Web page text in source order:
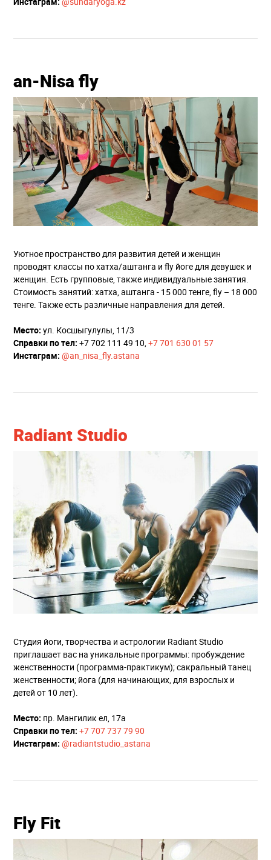
an-Nisa fly
Уютное пространство для развития детей и женщин
проводят классы по хатха/аштанга и fly йоге для девушек и
женщин. Есть групповые, также индивидуальные занятия.
Стоимость занятий: хатха, аштанга - 15 000 тенге, fly – 18 000
тенге. Также есть различные направления для детей.
Место: ул. Косшыгулулы, 11/3
Справки по тел: +7 702 111 49 10, +7 701 630 01 57
Инстаграм: @an_nisa_fly.astana
Radiant Studio
Студия йоги, творчества и астрологии Radiant Studio
приглашает вас на уникальные программы: пробуждение
женственности (программа-практикум); cакральный танец
женственности; йога (для начинающих, для взрослых и
детей от 10 лет).
Место: пр. Мангилик ел, 17а
Справки по тел: +7 707 737 79 90
Инстаграм: @radiantstudio_astana
Fly Fit